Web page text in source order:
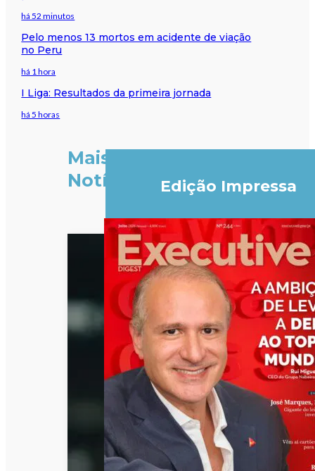
há 52 minutos
Pelo menos 13 mortos em acidente de viação
no Peru
há 1 hora
I Liga: Resultados da primeira jornada
há 5 horas
Mais
Notícias
Edição Impressa